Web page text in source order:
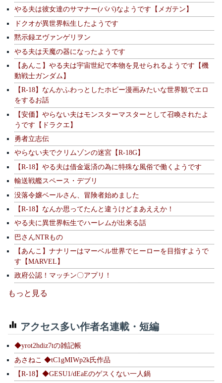
やる夫は彼女達のサマナー(パパ)なようです【メガテン】
ドクオが異世界転生したようです
黙示録ヱヴァンゲリヲン
やる夫は天魔の器になったようです
【あんこ】やる夫は宇宙世紀で本物を見せられるようです【機
動戦士ガンダム】
【R-18】なんかふわっとしたホビー漫画みたいな世界観でエロ
をするお話
【安価】やらない夫はモンスターマスターとして召喚されたよ
うです【ドラクエ】
勇者立志伝
やらない夫でクリムゾンの迷宮【R-18G】
【R-18】やる夫は借金返済の為に特殊な風俗で働くようです
輸送戦艦スペース・デブリ
没落令嬢ベールさん、冒険者始めました
【R-18】なんか思ってたんと違うけどまあええか！
やる夫に異世界転生でハーレムが出来る話
巴さんNTRもの
【あんこ】ナナリーはマーベル世界でヒーローを目指すようで
す【MARVEL】
政府公認！マッチン〇アプリ！
もっと見る
アクセス多い作者名連載・短編
◆yrot2hdiz7tの雑記帳
あさねこ ◆tC1gMIWp2k氏作品
【R-18】◆GESU1/dEaEのゲスくない一人鍋